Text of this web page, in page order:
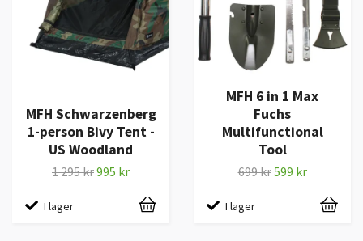
MFH Schwarzenberg
1-person Bivy Tent -
US Woodland
1 295 kr995 kr
I lager
MFH 6 in 1 Max
Fuchs
Multifunctional
Tool
699 kr599 kr
I lager